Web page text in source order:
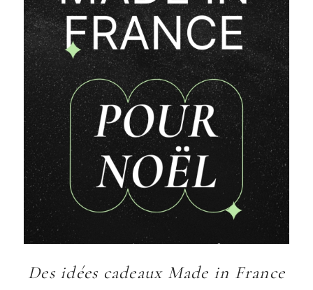
Des idées cadeaux Made in France